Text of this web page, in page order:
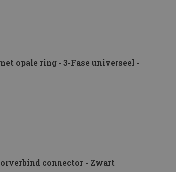
opale ring - 3-Fase universeel -
connector - Zwart